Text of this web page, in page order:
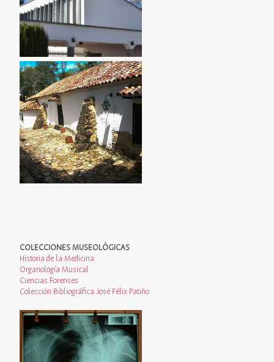
COLECCIONES MUSEOLÓGICAS
Historia de la Medicina
Organología Musical
Ciencias Forenses
Colección Bibliográfica José Félix Patiño